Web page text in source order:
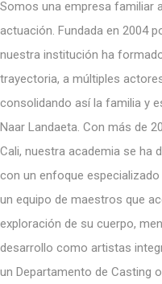
Somos una empresa familiar
actuación. Fundada en 2004
nuestra institución ha
trayectoria, a múltiples
consolidando así la familia y
Naar Landaeta. Con más de
Cali, nuestra academia se ha
con un enfoque
un equipo de maestros que
exploración de su cuerpo,
desarrollo como artistas
un Departamento de Casting